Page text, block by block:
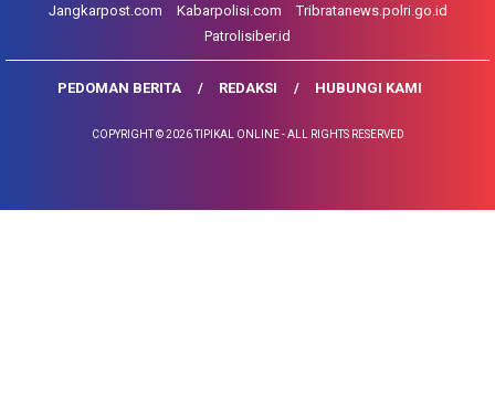
Jangkarpost.com
Kabarpolisi.com
Tribratanews.polri.go.id
Patrolisiber.id
PEDOMAN BERITA REDAKSI HUBUNGI KAMI
COPYRIGHT © 2026 TIPIKAL ONLINE - ALL RIGHTS RESERVED